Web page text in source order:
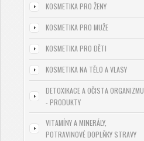
KOSMETIKA PRO ŽENY
KOSMETIKA PRO MUŽE
KOSMETIKA PRO DĚTI
KOSMETIKA NA TĚLO A VLASY
DETOXIKACE A OČISTA ORGANIZMU
- PRODUKTY
VITAMÍNY A MINERÁLY,
POTRAVINOVÉ DOPLŇKY STRAVY